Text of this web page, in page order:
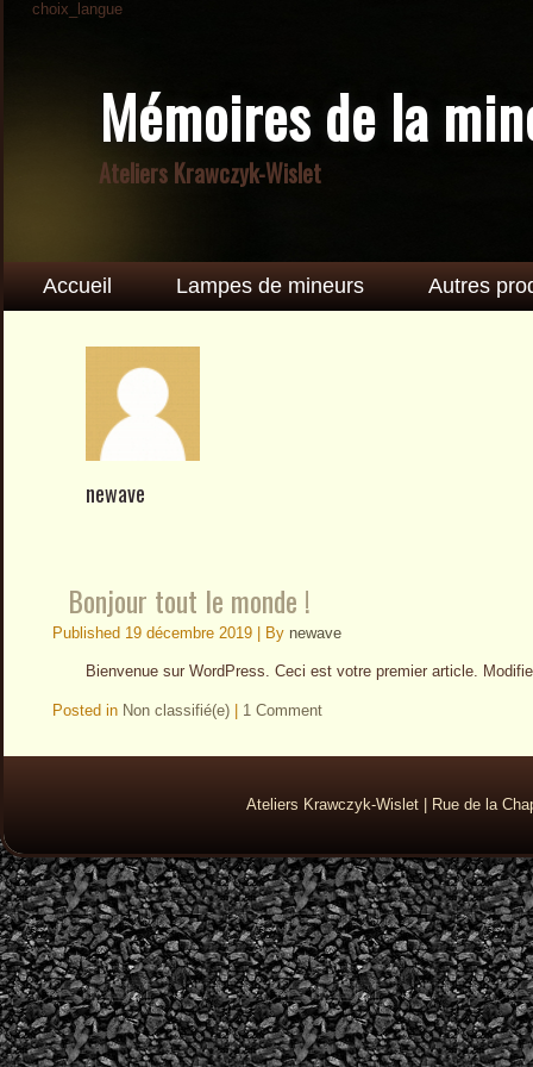
choix_langue
Mémoires de la
Ateliers Krawczyk-Wislet
Accueil Lampes de mineurs Autres
newave
Bonjour tout le monde !
Published 19 décembre 2019 By newave
Bienvenue sur WordPress. Ceci est votre premier article.
Posted in Non classifié(e) 1 Comment
Ateliers Krawczyk-Wislet | Rue de la